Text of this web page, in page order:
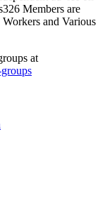
Members are
and Various
at